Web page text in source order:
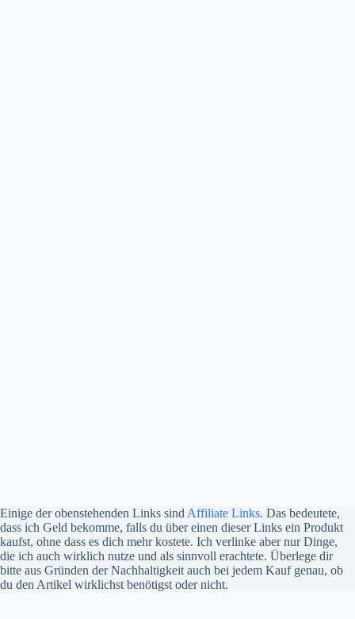
Einige der obenstehenden Links sind Affiliate Links. Das bedeutete,
dass ich Geld bekomme, falls du über einen dieser Links ein Produkt
kaufst, ohne dass es dich mehr kostete. Ich verlinke aber nur Dinge,
die ich auch wirklich nutze und als sinnvoll erachtete. Überlege dir
bitte aus Gründen der Nachhaltigkeit auch bei jedem Kauf genau, ob
du den Artikel wirklichst benötigst oder nicht.